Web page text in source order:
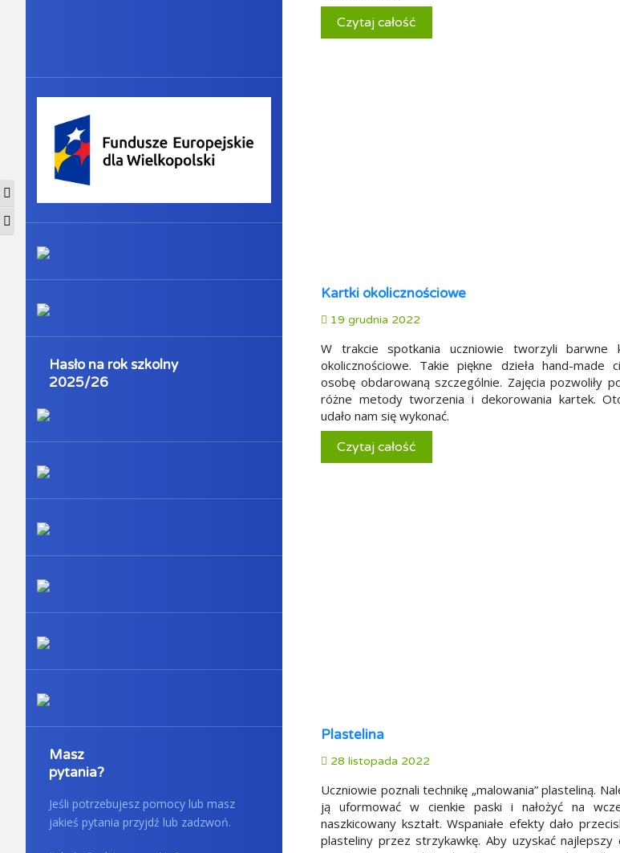
Przełącz wysoki kontrast
Zmień rozmiar czcionek
Hasło na rok szkolny
2025/26
Masz
pytania?
Jeśli potrzebujesz pomocy lub masz
jakieś pytania przyjdź lub zadzwoń.
Czytaj całość
Kartki okolicznościowe
19 grudnia 2022
W trakcie spotkania uczniowie tworzyli barwne
okolicznościowe. Takie piękne dzieła hand-made
osobę obdarowaną szczególnie. Zajęcia pozwoliły
różne metody tworzenia i dekorowania kartek.
udało nam się wykonać.
Czytaj całość
Plastelina
28 listopada 2022
Uczniowie poznali technikę „malowania” plasteliną.
ją uformować w cienkie paski i nałożyć na
naszkicowany kształt. Wspaniałe efekty dało
plasteliny przez strzykawkę. Aby uzyskać najlepszy